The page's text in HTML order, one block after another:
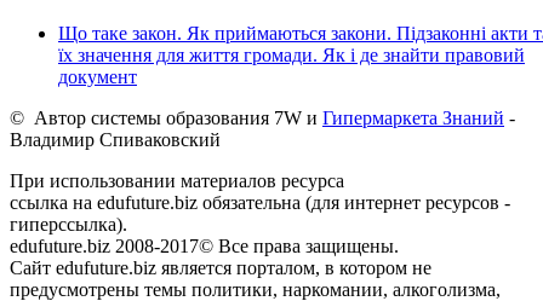
Що таке закон. Як приймаються закони. Підзаконні акти
їх значення для життя громади. Як і де знайти правовий
документ
© Автор системы образования 7W и Гипермаркета Знаний -
Владимир Спиваковский
При использовании материалов ресурса
ссылка на edufuture.biz обязательна (для интернет ресурсов -
гиперссылка).
edufuture.biz 2008-2017© Все права защищены.
Сайт edufuture.biz является порталом, в котором не
предусмотрены темы политики, наркомании, алкоголизма,